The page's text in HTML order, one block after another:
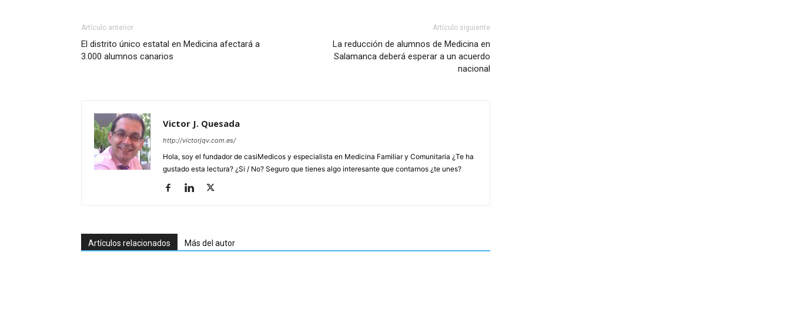
Artículo anterior
El distrito único estatal en Medicina afectará a
3.000 alumnos canarios
Artículo siguiente
La reducción de alumnos de Medicina en
Salamanca deberá esperar a un acuerdo
nacional
Victor J. Quesada
http://victorjqv.com.es/
Hola, soy el fundador de casiMedicos y especialista en Medicina Familiar y Comunitaria ¿Te ha
gustado esta lectura? ¿Si / No? Seguro que tienes algo interesante que contarnos ¿te unes?
Artículos relacionados Más del autor